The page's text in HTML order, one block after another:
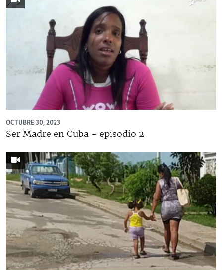
OCTUBRE 30, 2023
Ser Madre en Cuba - episodio 2